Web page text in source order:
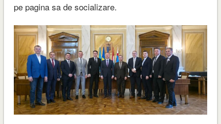
pe pagina sa de socializare.